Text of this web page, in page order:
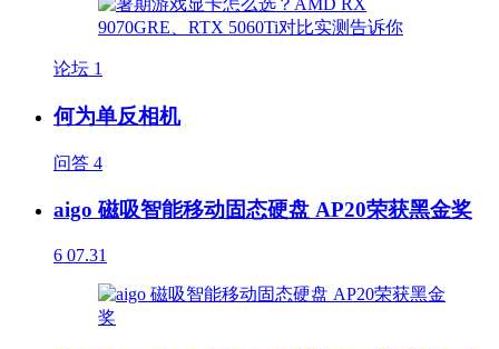
论坛 1
何为单反相机
问答 4
aigo 磁吸智能移动固态硬盘 AP20荣获黑金奖
6 07.31